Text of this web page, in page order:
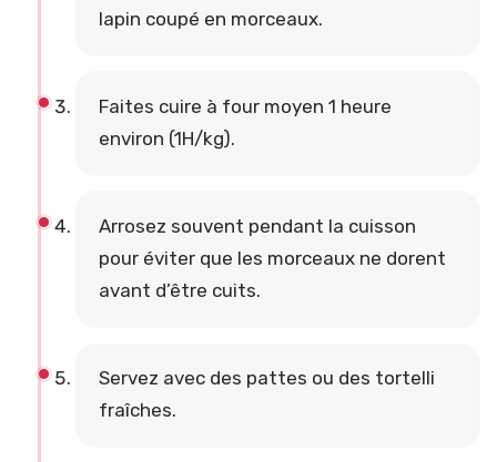
lapin coupé en morceaux.
Faites cuire à four moyen 1 heure
environ (1H/kg).
Arrosez souvent pendant la cuisson
pour éviter que les morceaux ne dorent
avant d’être cuits.
Servez avec des pattes ou des tortelli
fraîches.